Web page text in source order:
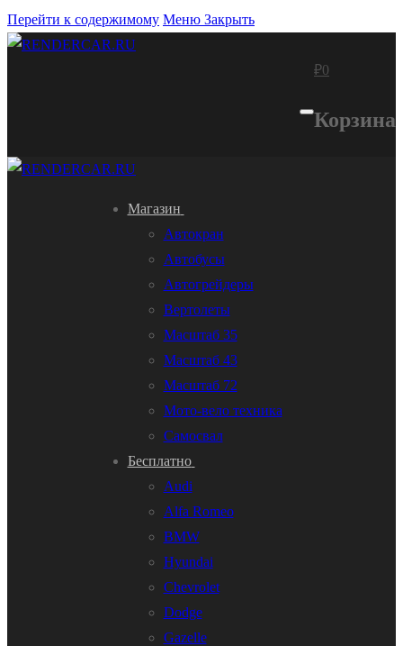
Перейти к содержимому Меню Закрыть
₽0
Корзина
Магазин
Автокран
Автобусы
Автогрейдеры
Вертолеты
Масштаб 35
Масштаб 43
Масштаб 72
Мото-вело техника
Самосвал
Бесплатно
Audi
Alfa Romeo
BMW
Hyundai
Chevrolet
Dodge
Gazelle